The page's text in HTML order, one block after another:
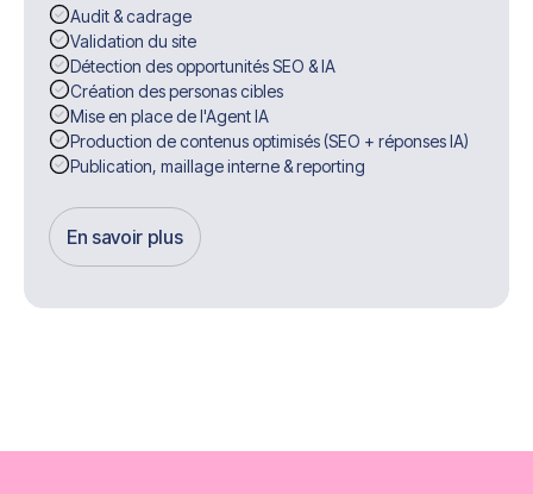
Audit & cadrage
Validation du site
Détection des opportunités SEO & IA
Création des personas cibles
Mise en place de l'Agent IA
Production de contenus optimisés (SEO + réponses IA)
Publication, maillage interne & reporting
En savoir plus
Get Started